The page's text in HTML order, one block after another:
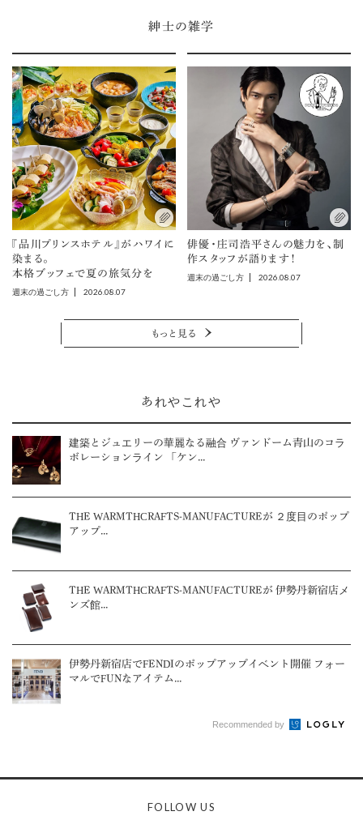
紳士の雑学
『品川プリンスホテル』がハワイに
染まる。
本格ブッフェで夏の旅気分を
週末の過ごし方 2026.08.07
俳優・庄司浩平さんの魅力を、制
作スタッフが語ります！
週末の過ごし方 2026.08.07
もっと見る
あれやこれや
建築とジュエリーの華麗なる融合 ヴァンドーム青山のコラ
ボレーションライン 「ケン...
THE WARMTHCRAFTS-MANUFACTUREが ２度目のポップ
アップ...
THE WARMTHCRAFTS-MANUFACTUREが 伊勢丹新宿店メ
ンズ館...
伊勢丹新宿店でFENDIのポップアップイベント開催 フォー
マルでFUNなアイテム...
Recommended by
FOLLOW US